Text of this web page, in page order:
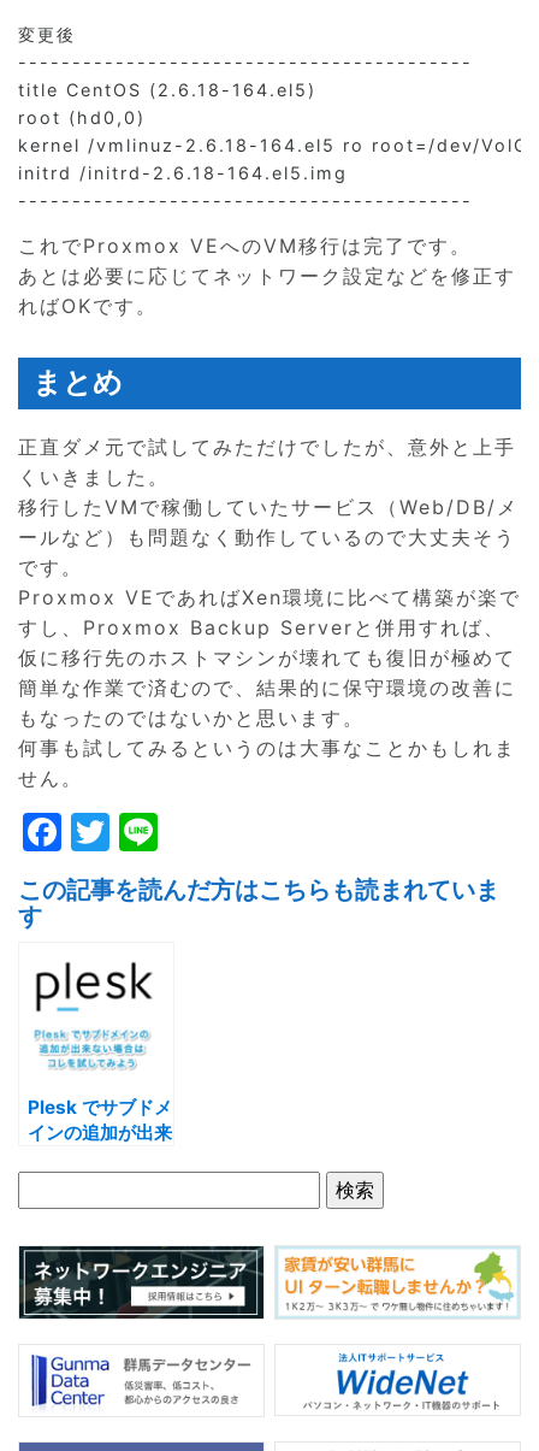
変更後
------------------------------------------
title CentOS (2.6.18-164.el5)
root (hd0,0)
kernel /vmlinuz-2.6.18-164.el5 ro root=/dev/
initrd /initrd-2.6.18-164.el5.img
------------------------------------------
これでProxmox VEへのVM移行は完了です。
あとは必要に応じてネットワーク設定などを修正す
ればOKです。
まとめ
正直ダメ元で試してみただけでしたが、意外と上手
くいきました。
移行したVMで稼働していたサービス（Web/DB/メ
ールなど）も問題なく動作しているので大丈夫そう
です。
Proxmox VEであればXen環境に比べて構築が楽で
すし、Proxmox Backup Serverと併用すれば、
仮に移行先のホストマシンが壊れても復旧が極めて
簡単な作業で済むので、結果的に保守環境の改善に
もなったのではないかと思います。
何事も試してみるというのは大事なことかもしれま
せん。
F
a
c
b
o
o
k
T
w
itt
n
e
この記事を読んだ方はこちらも読まれていま
す
Plesk でサブドメ
インの追加が出来